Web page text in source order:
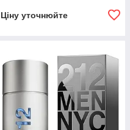
Ціну уточнюйте